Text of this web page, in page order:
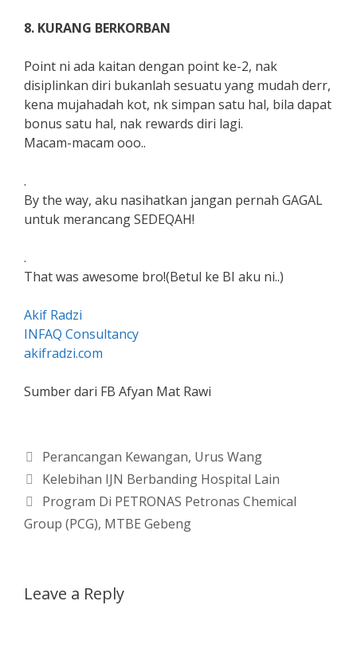
8. KURANG BERKORBAN
Point ni ada kaitan dengan point ke-2, nak
disiplinkan diri bukanlah sesuatu yang mudah derr,
kena mujahadah kot, nk simpan satu hal, bila dapat
bonus satu hal, nak rewards diri lagi.
Macam-macam ooo..
.
By the way, aku nasihatkan jangan pernah GAGAL
untuk merancang SEDEQAH!
.
That was awesome bro!(Betul ke BI aku ni..)
Akif Radzi
INFAQ Consultancy
akifradzi.com
Sumber dari FB Afyan Mat Rawi
Categories
Perancangan Kewangan, Urus Wang
Kelebihan IJN Berbanding Hospital Lain
Program Di PETRONAS Petronas Chemical
Group (PCG), MTBE Gebeng
Leave a Reply